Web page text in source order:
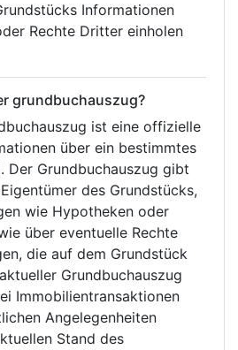
Informationen
Rechte Dritter einholen
grundbuchauszug?
ist eine offizielle
über ein bestimmtes
Der Grundbuchauszug gibt
des Grundstücks,
wie Hypotheken oder
über eventuelle Rechte
die auf dem Grundstück
Grundbuchauszug
Immobilientransaktionen
Angelegenheiten
Stand des